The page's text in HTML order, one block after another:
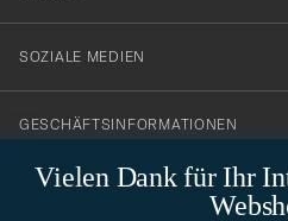
Vielen Dank für Ihr
SOZIALE MEDIEN
GESCHÄFTSINFORMATIONEN